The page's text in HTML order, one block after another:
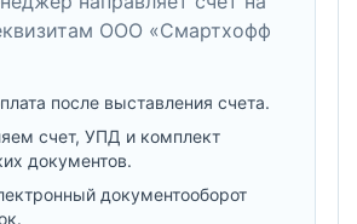
ООО «Смартхофф
после выставления счета.
счет, УПД и комплект
документов.
документооборот